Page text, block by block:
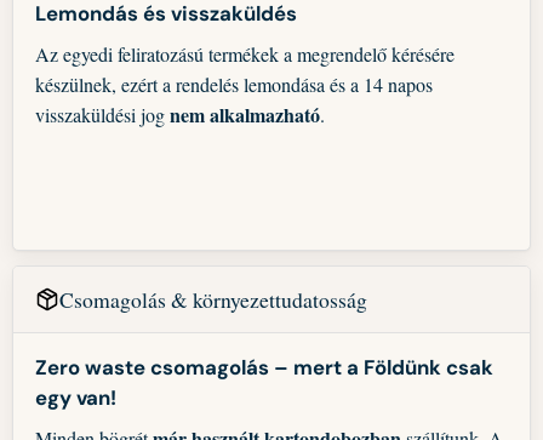
Lemondás és visszaküldés
Az egyedi feliratozású termékek a megrendelő kérésére
készülnek, ezért a rendelés lemondása és a 14 napos
visszaküldési jognem alkalmazható.
Csomagolás & környezettudatosság
Zero waste csomagolás – mert a Földünk csak
egy van!